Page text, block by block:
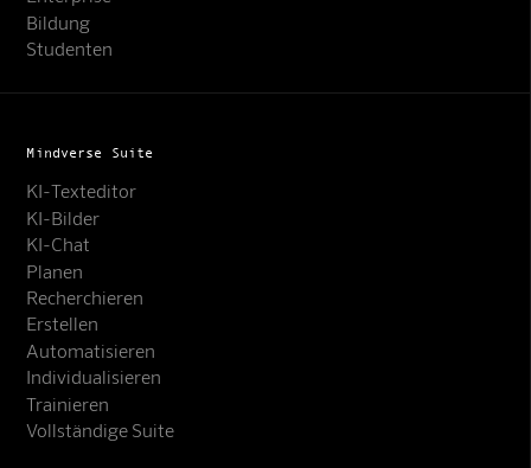
Bildung
Studenten
Mindverse Suite
KI-Texteditor
KI-Bilder
KI-Chat
Planen
Recherchieren
Erstellen
Automatisieren
Individualisieren
Trainieren
Vollständige Suite